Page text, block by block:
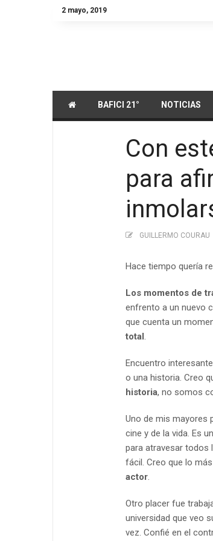
2 mayo, 2019
BAFICI 21° NOTICIAS
Con
para
GUILLERMO COURAU
Hace tiempo quería
Los momentos de
enfrento a un nuevo
que cuenta un
total.
Encuentro
o una historia. Creo
historia, no somos
Uno de mis mayores
cine y de la vida. Es
para atravesar todos
fácil. Creo que lo
actor.
Otro placer fue
universidad que veo
vez. Confié en el